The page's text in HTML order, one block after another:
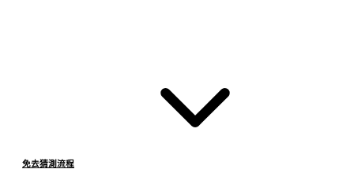
免去猜測流程